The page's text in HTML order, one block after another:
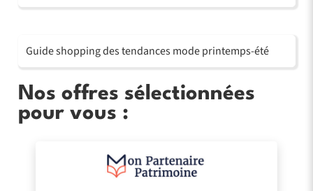
Guide shopping des tendances mode printemps-été
Nos offres sélectionnées
pour vous :